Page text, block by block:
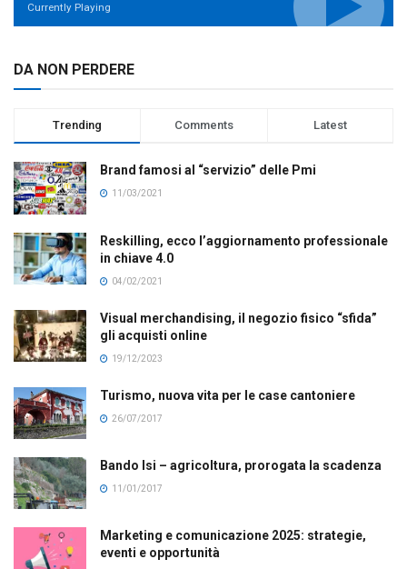
Currently Playing
DA NON PERDERE
Trending Comments Latest
Brand famosi al “servizio” delle Pmi
11/03/2021
Reskilling, ecco l’aggiornamento professionale
in chiave 4.0
04/02/2021
Visual merchandising, il negozio fisico “sfida”
gli acquisti online
19/12/2023
Turismo, nuova vita per le case cantoniere
26/07/2017
Bando Isi – agricoltura, prorogata la scadenza
11/01/2017
Marketing e comunicazione 2025: strategie,
eventi e opportunità